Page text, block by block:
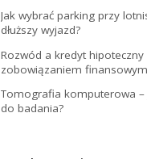
Jak wybrać parking przy
dłuższy wyjazd?
Rozwód a kredyt hipoteczny
zobowiązaniem
Tomografia komputerowa
do badania?